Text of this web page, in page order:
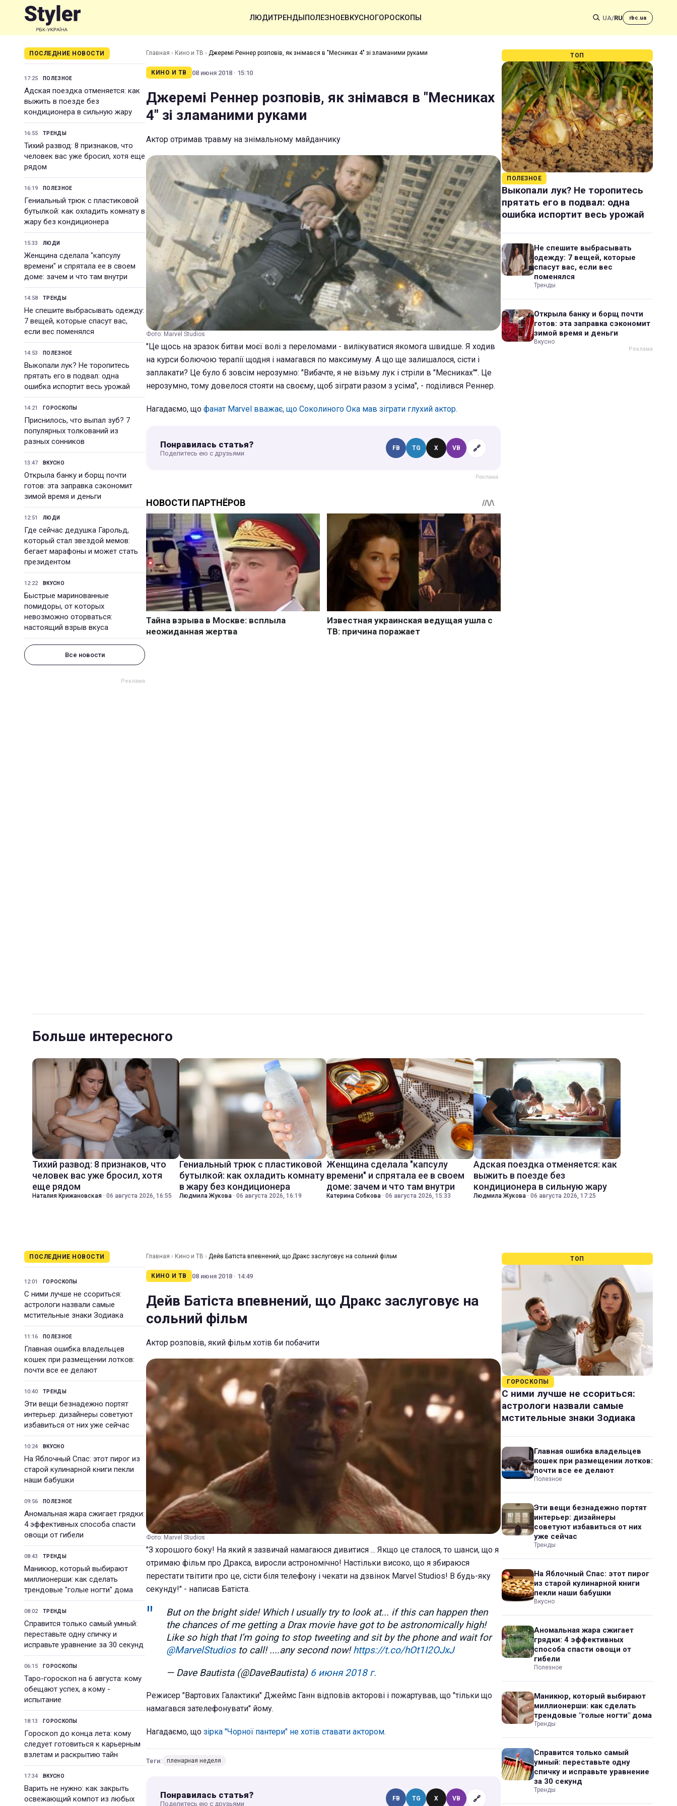
ЛЮДИТРЕНДЫПОЛЕЗНОЕВКУСНОГОРОСКОПЫ UA/RU rbc.ua
ПОСЛЕДНИЕ НОВОСТИ
17:25 ПОЛЕЗНОЕ
Адская поездка отменяется: как
выжить в поезде без
кондиционера в сильную жару
16:55 ТРЕНДЫ
Тихий развод: 8 признаков, что
человек вас уже бросил, хотя еще
рядом
16:19 ПОЛЕЗНОЕ
Гениальный трюк с пластиковой
бутылкой: как охладить комнату в
жару без кондиционера
15:33 ЛЮДИ
Женщина сделала "капсулу
времени" и спрятала ее в своем
доме: зачем и что там внутри
14:58 ТРЕНДЫ
Не спешите выбрасывать одежду:
7 вещей, которые спасут вас,
если вес поменялся
14:53 ПОЛЕЗНОЕ
Выкопали лук? Не торопитесь
прятать его в подвал: одна
ошибка испортит весь урожай
14:21 ГОРОСКОПЫ
Приснилось, что выпал зуб? 7
популярных толкований из
разных сонников
13:47 ВКУСНО
Открыла банку и борщ почти
готов: эта заправка сэкономит
зимой время и деньги
12:51 ЛЮДИ
Где сейчас дедушка Гарольд,
который стал звездой мемов:
бегает марафоны и может стать
президентом
12:22 ВКУСНО
Быстрые маринованные
помидоры, от которых
невозможно оторваться:
настоящий взрыв вкуса
Все новости
Главная › Кино и ТВ › Джеремі Реннер розповів, як знімався в "Месниках 4" зі зламаними руками
КИНО И ТВ 08 июня 2018 · 15:10
Джеремі Реннер розповів, як знімався в "Месниках
4" зі зламаними руками
Актор отримав травму на знімальному майданчику
Фото: Marvel Studios
"Це щось на зразок битви моєї волі з переломами - вилікуватися якомога швидше. Я ходив
на курси болючою терапії щодня і намагався по максимуму. А що ще залишалося, сісти і
заплакати? Це було б зовсім нерозумно: "Вибачте, я не візьму лук і стріли в "Месниках"". Це
нерозумно, тому довелося стояти на своєму, щоб зіграти разом з усіма", - поділився Реннер.
Нагадаємо, що фанат Marvel вважає, що Соколиного Ока мав зіграти глухий актор.
Понравилась статья?
Поделитесь ею с друзьями
FB TG X VB 🔗
ТОП
ПОЛЕЗНОЕ
Выкопали лук? Не торопитесь
прятать его в подвал: одна
ошибка испортит весь урожай
Не спешите выбрасывать
одежду: 7 вещей, которые
спасут вас, если вес
поменялся
Тренды
Открыла банку и борщ почти
готов: эта заправка сэкономит
зимой время и деньги
Вкусно
Больше интересного
Тихий развод: 8 признаков, что
человек вас уже бросил, хотя
еще рядом
Наталия Крижановская · 06 августа 2026, 16:55
Гениальный трюк с пластиковой
бутылкой: как охладить комнату
в жару без кондиционера
Людмила Жукова · 06 августа 2026, 16:19
Женщина сделала "капсулу
времени" и спрятала ее в своем
доме: зачем и что там внутри
Катерина Собкова · 06 августа 2026, 15:33
Адская поездка отменяется: как
выжить в поезде без
кондиционера в сильную жару
Людмила Жукова · 06 августа 2026, 17:25
ПОСЛЕДНИЕ НОВОСТИ
12:01 ГОРОСКОПЫ
С ними лучше не ссориться:
астрологи назвали самые
мстительные знаки Зодиака
11:16 ПОЛЕЗНОЕ
Главная ошибка владельцев
кошек при размещении лотков:
почти все ее делают
10:40 ТРЕНДЫ
Эти вещи безнадежно портят
интерьер: дизайнеры советуют
избавиться от них уже сейчас
10:24 ВКУСНО
На Яблочный Спас: этот пирог из
старой кулинарной книги пекли
наши бабушки
09:56 ПОЛЕЗНОЕ
Аномальная жара сжигает грядки:
4 эффективных способа спасти
овощи от гибели
08:43 ТРЕНДЫ
Маникюр, который выбирают
миллионерши: как сделать
трендовые "голые ногти" дома
08:02 ТРЕНДЫ
Справится только самый умный:
переставьте одну спичку и
исправьте уравнение за 30 секунд
06:15 ГОРОСКОПЫ
Таро-гороскоп на 6 августа: кому
обещают успех, а кому -
испытание
18:13 ГОРОСКОПЫ
Гороскоп до конца лета: кому
следует готовиться к карьерным
взлетам и раскрытию тайн
17:34 ВКУСНО
Варить не нужно: как закрыть
освежающий компот из любых
Главная › Кино и ТВ › Дейв Батіста впевнений, що Дракс заслуговує на сольний фільм
КИНО И ТВ 08 июня 2018 · 14:49
Дейв Батіста впевнений, що Дракс заслуговує на
сольний фільм
Актор розповів, який фільм хотів би побачити
Фото: Marvel Studios
"З хорошого боку! На який я зазвичай намагаюся дивитися ... Якщо це сталося, то шанси, що я
отримаю фільм про Дракса, виросли астрономічно! Настільки високо, що я збираюся
перестати твітити про це, сісти біля телефону і чекати на дзвінок Marvel Studios! В будь-яку
секунду!" - написав Батіста.
But on the bright side! Which I usually try to look at... if this can happen then
the chances of me getting a Drax movie have got to be astronomically high!
Like so high that I’m going to stop tweeting and sit by the phone and wait for
@MarvelStudiosto call! ....any second now!https://t.co/hOt1I2OJxJ
— Dave Bautista (@DaveBautista) 6 июня 2018 г.
Режисер "Вартових Галактики" Джеймс Ганн відповів акторові і пожартував, що "тільки що
намагався зателефонувати" йому.
Нагадаємо, що зірка "Чорної пантери" не хотів ставати актором.
Теги: пленарная неделя
Понравилась статья?
Поделитесь ею с друзьями
FB TG X VB 🔗
ТОП
ГОРОСКОПЫ
С ними лучше не ссориться:
астрологи назвали самые
мстительные знаки Зодиака
Главная ошибка владельцев
кошек при размещении лотков:
почти все ее делают
Полезное
Эти вещи безнадежно портят
интерьер: дизайнеры
советуют избавиться от них
уже сейчас
Тренды
На Яблочный Спас: этот пирог
из старой кулинарной книги
пекли наши бабушки
Вкусно
Аномальная жара сжигает
грядки: 4 эффективных
способа спасти овощи от
гибели
Полезное
Маникюр, который выбирают
миллионерши: как сделать
трендовые "голые ногти" дома
Тренды
Справится только самый
умный: переставьте одну
спичку и исправьте уравнение
за 30 секунд
Тренды